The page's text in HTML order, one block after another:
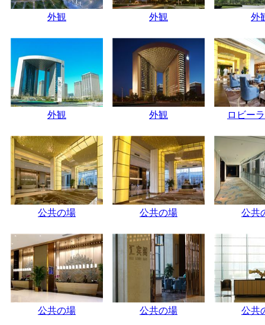
外観 外観 外
外観 外観 ロビー
公共の場 公共の場 公共
公共の場 公共の場 公共